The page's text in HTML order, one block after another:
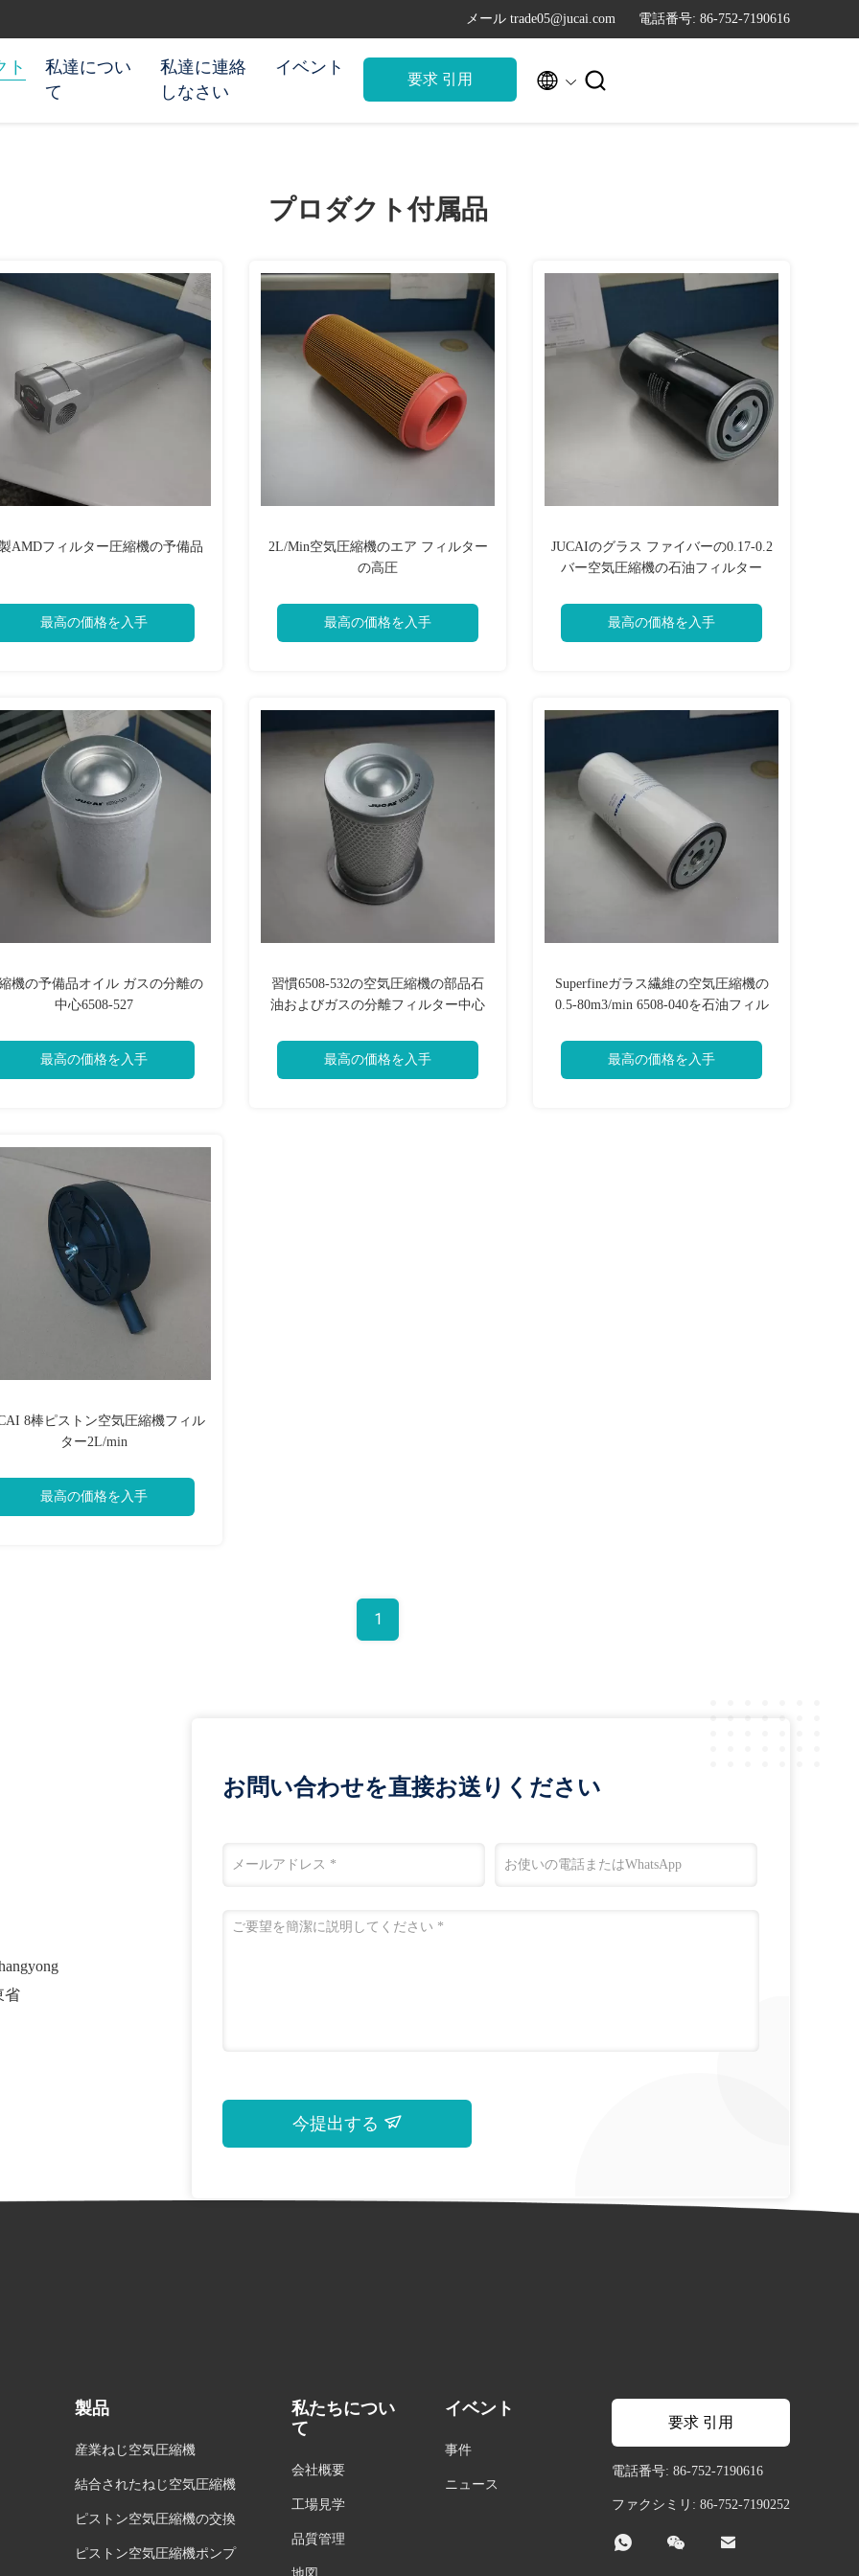
メール trade05@jucai.com 電話番号: 86-752-7190616
ト
私達につい
て
私達に連絡
しなさい
イベント
要求 引用  
プロダクト付属品
AMDフィルター圧縮機の予備品
最高の価格を入手
2L/Min空気圧縮機のエア フィルター
の高圧
最高の価格を入手
JUCAIのグラス ファイバーの0.17-0.2
バー空気圧縮機の石油フィルター
最高の価格を入手
機の予備品オイル ガスの分離の
中心6508-527
最高の価格を入手
習慣6508-532の空気圧縮機の部品石
油およびガスの分離フィルター中心
最高の価格を入手
Superfineガラス繊維の空気圧縮機の
0.5-80m3/min 6508-040を石油フィル
最高の価格を入手
8棒ピストン空気圧縮機フィル
ター2L/min
最高の価格を入手
1
省
お問い合わせを直接お送りください
今提出する
製品
産業ねじ空気圧縮機
結合されたねじ空気圧縮機
ピストン空気圧縮機の交換
ピストン空気圧縮機ポンプ
私たちについ
て
会社概要
工場見学
品質管理
イベント
事件
ニュース
要求 引用
電話番号: 86-752-7190616
ファクシミリ: 86-752-7190252
  